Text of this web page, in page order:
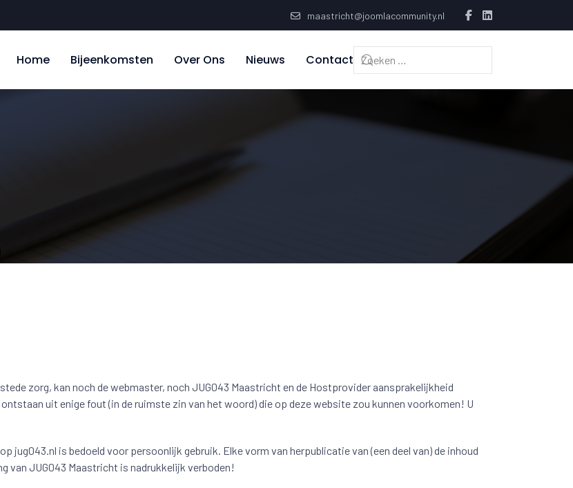
maastricht@joomlacommunity.nl
Home Bijeenkomsten Over Ons Nieuws Contact
zorg, kan noch de webmaster, noch JUG043 Maastricht en de Hostprovider aansprakelijkheid
uit enige fout (in de ruimste zin van het woord) die op deze website zou kunnen voorkomen! U
jug043.nl is bedoeld voor persoonlijk gebruik. Elke vorm van herpublicatie van (een deel van) de inhoud
van JUG043 Maastricht is nadrukkelijk verboden!